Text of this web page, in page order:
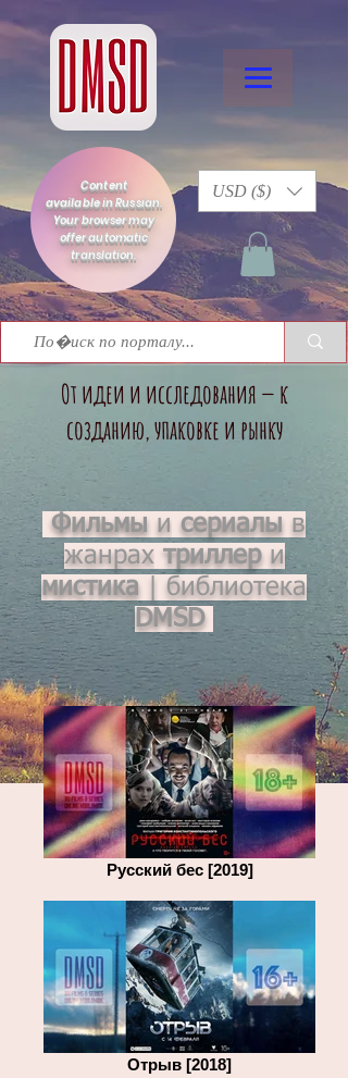
Content
available in Russian.
Your browser may
offer automatic
translation.
USD ($)
От идеи и исследования — к
созданию, упаковке и рынку
Фильмы и сериалы в
жанрахтриллер и
мистика
библиотека
DMSD
Русский бес [2019]
Отрыв [2018]